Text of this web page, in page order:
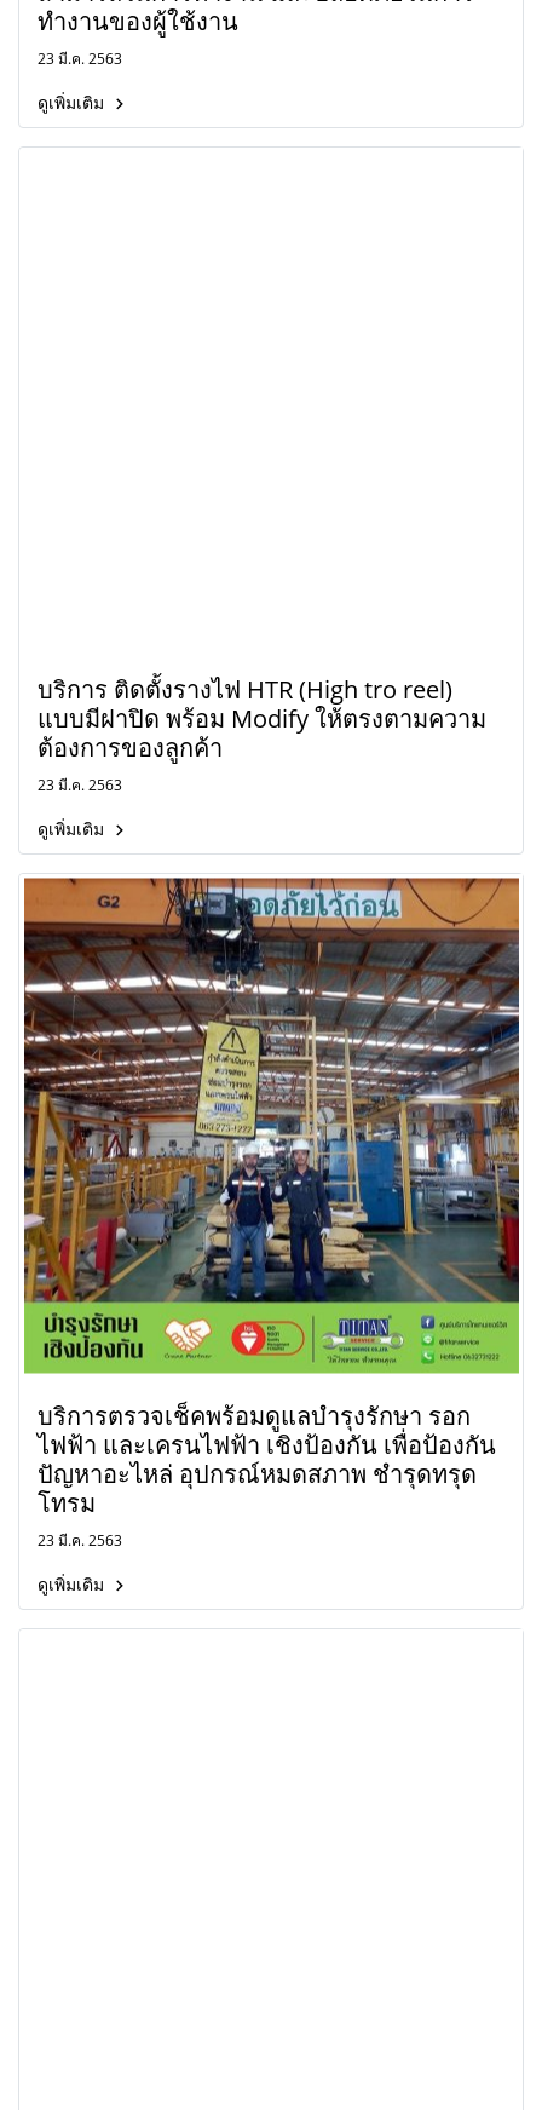
ทำงานของผู้ใช้งาน
23 มี.ค. 2563
ดูเพิ่มเติม
บริการ ติดตั้งรางไฟ HTR (High tro reel)
แบบมีฝาปิด พร้อม Modify ให้ตรงตามความ
ต้องการของลูกค้า
23 มี.ค. 2563
ดูเพิ่มเติม
บริการตรวจเช็คพร้อมดูแลบำรุงรักษา รอก
ไฟฟ้า และเครนไฟฟ้า เชิงป้องกัน เพื่อป้องกัน
ปัญหาอะไหล่ อุปกรณ์หมดสภาพ ชำรุดทรุด
โทรม
23 มี.ค. 2563
ดูเพิ่มเติม